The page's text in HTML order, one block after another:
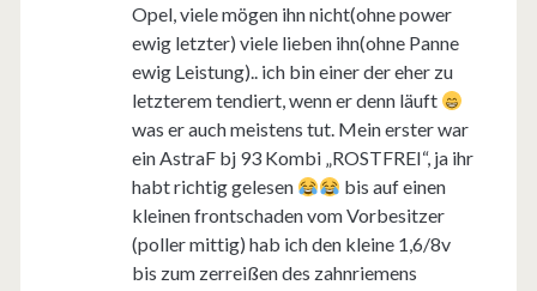
Opel, viele mögen ihn nicht(ohne power
ewig letzter) viele lieben ihn(ohne Panne
ewig Leistung).. ich bin einer der eher zu
letzterem tendiert, wenn er denn läuft
was er auch meistens tut. Mein erster war
ein AstraF bj 93 Kombi „ROSTFREI“, ja ihr
habt richtig gelesen
bis auf einen
kleinen frontschaden vom Vorbesitzer
(poller mittig) hab ich den kleine 1,6/8v
bis zum zerreißen des zahnriemens